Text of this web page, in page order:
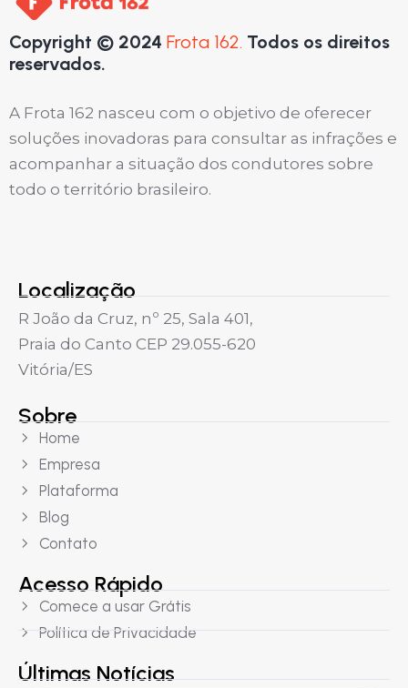
Copyright © 2024 Frota 162. Todos os direitos
reservados.
A Frota 162 nasceu com o objetivo de oferecer
soluções inovadoras para consultar as infrações e
acompanhar a situação dos condutores sobre
todo o território brasileiro.
Localização
R João da Cruz, nº 25, Sala 401,
Praia do Canto CEP 29.055-620
Vitória/ES
Sobre
Home
Empresa
Plataforma
Blog
Contato
Acesso Rápido
Comece a usar Grátis
Política de Privacidade
Últimas Notícias